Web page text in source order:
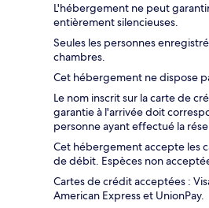
L'hébergement ne peut
entièrement silencieuses.
Seules les personnes
chambres.
Cet hébergement ne dispose
Le nom inscrit sur la carte de
garantie à l'arrivée doit
personne ayant effectué la
Cet hébergement accepte les
de débit. Espèces non
Cartes de crédit acceptées :
American Express et UnionPay.